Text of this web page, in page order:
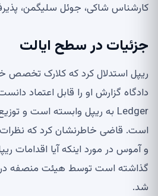
کارشناس شاکی، جوئل سلیگمن،
جزئیات در سطح ایالت
است. قاضی خاطرنشان کرد که
گذاشته است توسط هیئت منصفه در
شد.